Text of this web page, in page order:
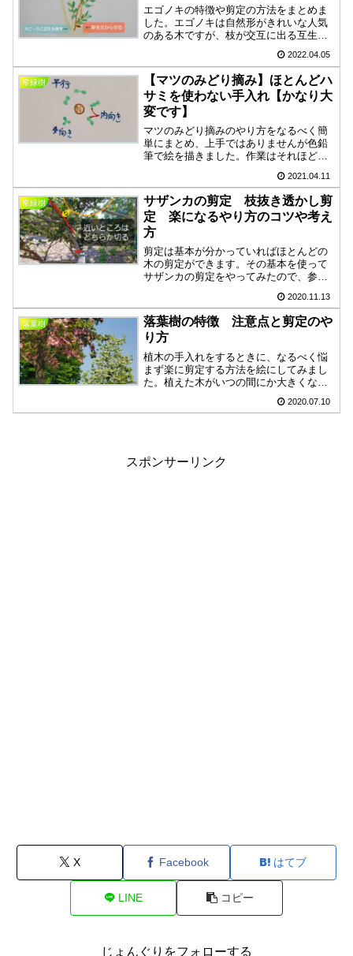
エゴノキの特徴や剪定の方法をまとめま
した。エゴノキは自然形がきれいな人気
のある木ですが、枝が交互に出る互生な
なるべく簡単にするための考え方や順
序、株の更新（入れ替え）など書きまし
たので見ていただいた方のお力になれた
ら嬉しいです。
2022.04.05
常緑樹
【マツのみどり摘み】ほとんどハ
サミを使わない手入れ【かなり大
変です】
マツのみどり摘みのやり方をなるべく簡
単にまとめ、上手ではありませんが色鉛
筆で絵を描きました。作業はそれほど難
時期を外せないのが大変なところです。
形づくりも大変ですが、仕上がった時の
達成感はすごく感じられます。何事も楽
しむことができれば大丈夫なはずです。
2021.04.11
常緑樹
サザンカの剪定 枝抜き透かし剪
定 楽になるやり方のコツや考え
方
剪定は基本が分かっていればほとんどの
木の剪定ができます。その基本を使って
サザンカの剪定をやってみたので、参考
るべく伝わるように画像も用意しまし
た。楽な剪定で楽しみながら手入れをし
てみてください。
2020.11.13
落葉樹
落葉樹の特徴 注意点と剪定のや
り方
植木の手入れをするときに、なるべく悩
まず楽に剪定する方法を絵にしてみまし
た。植えた木がいつの間にか大きくなっ
れいにするのも楽しいと思います。きれ
2020.07.10
スポンサーリンク
X Facebook はてブ
LINE コピー
じょんぐりをフォローする